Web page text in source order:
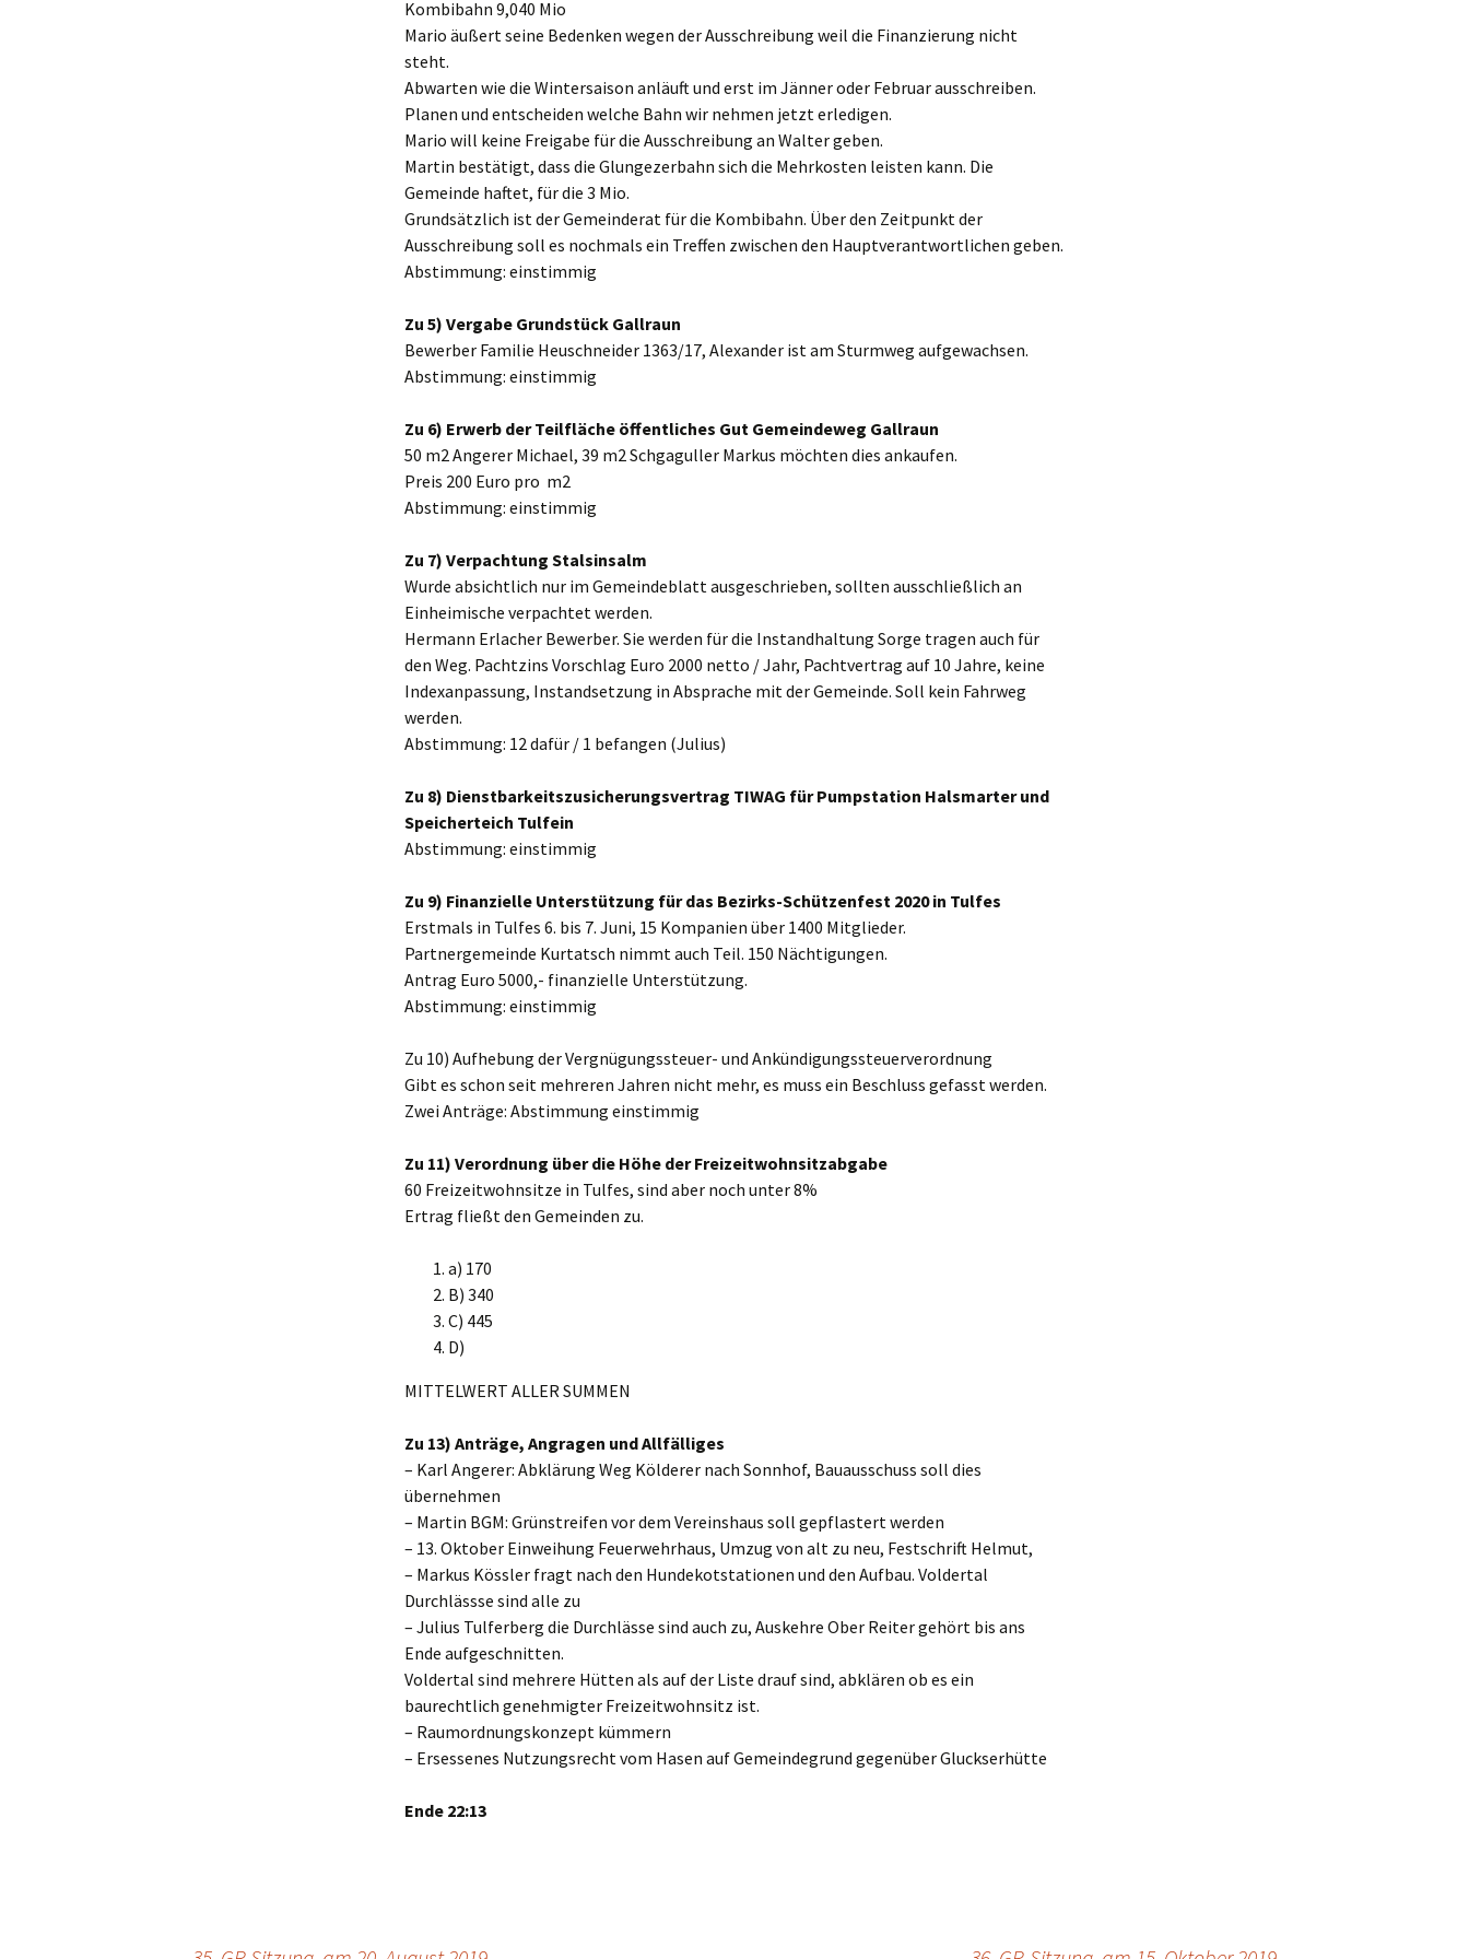
Kombibahn 9,040 Mio
Mario äußert seine Bedenken wegen der Ausschreibung weil die Finanzierung nicht
steht.
Abwarten wie die Wintersaison anläuft und erst im Jänner oder Februar ausschreiben.
Planen und entscheiden welche Bahn wir nehmen jetzt erledigen.
Mario will keine Freigabe für die Ausschreibung an Walter geben.
Martin bestätigt, dass die Glungezerbahn sich die Mehrkosten leisten kann. Die
Gemeinde haftet, für die 3 Mio.
Grundsätzlich ist der Gemeinderat für die Kombibahn. Über den Zeitpunkt der
Ausschreibung soll es nochmals ein Treffen zwischen den Hauptverantwortlichen geben.
Abstimmung: einstimmig
Zu 5) Vergabe Grundstück Gallraun
Bewerber Familie Heuschneider 1363/17, Alexander ist am Sturmweg aufgewachsen.
Abstimmung: einstimmig
Zu 6) Erwerb der Teilfläche öffentliches Gut Gemeindeweg Gallraun
50 m2 Angerer Michael, 39 m2 Schgaguller Markus möchten dies ankaufen.
Preis 200 Euro pro m2
Abstimmung: einstimmig
Zu 7) Verpachtung Stalsinsalm
Wurde absichtlich nur im Gemeindeblatt ausgeschrieben, sollten ausschließlich an
Einheimische verpachtet werden.
Hermann Erlacher Bewerber. Sie werden für die Instandhaltung Sorge tragen auch für
den Weg. Pachtzins Vorschlag Euro 2000 netto / Jahr, Pachtvertrag auf 10 Jahre, keine
Indexanpassung, Instandsetzung in Absprache mit der Gemeinde. Soll kein Fahrweg
werden.
Abstimmung: 12 dafür / 1 befangen (Julius)
Zu 8) Dienstbarkeitszusicherungsvertrag TIWAG für Pumpstation Halsmarter und
Speicherteich Tulfein
Abstimmung: einstimmig
Zu 9) Finanzielle Unterstützung für das Bezirks-Schützenfest 2020 in Tulfes
Erstmals in Tulfes 6. bis 7. Juni, 15 Kompanien über 1400 Mitglieder.
Partnergemeinde Kurtatsch nimmt auch Teil. 150 Nächtigungen.
Antrag Euro 5000,- finanzielle Unterstützung.
Abstimmung: einstimmig
Zu 10) Aufhebung der Vergnügungssteuer- und Ankündigungssteuerverordnung
Gibt es schon seit mehreren Jahren nicht mehr, es muss ein Beschluss gefasst werden.
Zwei Anträge: Abstimmung einstimmig
Zu 11) Verordnung über die Höhe der Freizeitwohnsitzabgabe
60 Freizeitwohnsitze in Tulfes, sind aber noch unter 8%
Ertrag fließt den Gemeinden zu.
a) 170
B) 340
C) 445
D)
MITTELWERT ALLER SUMMEN
Zu 13) Anträge, Angragen und Allfälliges
– Karl Angerer: Abklärung Weg Kölderer nach Sonnhof, Bauausschuss soll dies
übernehmen
– Martin BGM: Grünstreifen vor dem Vereinshaus soll gepflastert werden
– 13. Oktober Einweihung Feuerwehrhaus, Umzug von alt zu neu, Festschrift Helmut,
– Markus Kössler fragt nach den Hundekotstationen und den Aufbau. Voldertal
Durchlässse sind alle zu
– Julius Tulferberg die Durchlässe sind auch zu, Auskehre Ober Reiter gehört bis ans
Ende aufgeschnitten.
Voldertal sind mehrere Hütten als auf der Liste drauf sind, abklären ob es ein
baurechtlich genehmigter Freizeitwohnsitz ist.
– Raumordnungskonzept kümmern
– Ersessenes Nutzungsrecht vom Hasen auf Gemeindegrund gegenüber Gluckserhütte
Ende 22:13